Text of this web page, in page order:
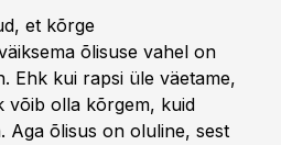
et kõrge
õlisuse vahel on
Ehk kui rapsi üle väetame,
võib olla kõrgem, kuid
Aga õlisus on oluline, sest